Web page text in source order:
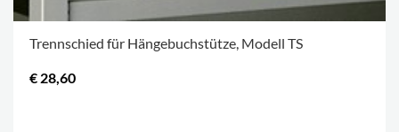
Trennschied für Hängebuchstütze, Modell TS
€ 28,60